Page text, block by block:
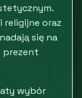
religijne oraz
się na
prezent
wybór